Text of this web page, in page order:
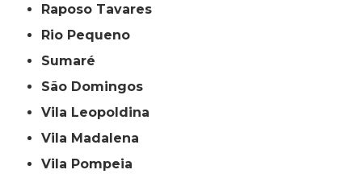
Raposo Tavares
Rio Pequeno
Sumaré
São Domingos
Vila Leopoldina
Vila Madalena
Vila Pompeia